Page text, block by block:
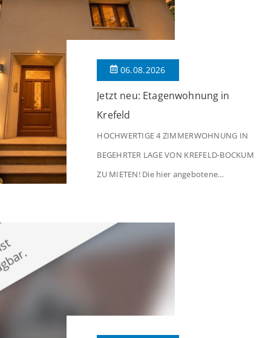
06.08.2026
Jetzt neu: Etagenwohnung in
Krefeld
HOCHWERTIGE 4 ZIMMERWOHNUNG IN
BEGEHRTER LAGE VON KREFELD-BOCKUM
ZU MIETEN! Die hier angebotene
in begehrter Wohnlage von Krefeld-Bockum.